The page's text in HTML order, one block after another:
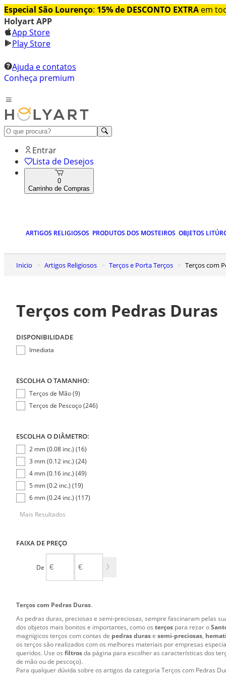
Especial São Lourenço: 15% de DESCONTO EXTRA em
Holyart APP
App Store
Play Store
Ajuda e contatos
Conheça premium
Entrar
Lista de Desejos
0
Carrinho de Compras
ARTIGOS RELIGIOSOS PRODUTOS DOS MOSTEIROS OBJETOS
Inicio Artigos Religiosos Terços e Porta Terços Terços com
Terços com Pedras Duras
DISPONIBILIDADE
Imediata
ESCOLHA O TAMANHO:
Terços de Mão (9)
Terços de Pescoço (246)
ESCOLHA O DIÂMETRO:
2 mm (0.08 inc.) (16)
3 mm (0.12 inc.) (24)
4 mm (0.16 inc.) (49)
5 mm (0.2 inc.) (19)
6 mm (0.24 inc.) (117)
Mais Resultados
FAIXA DE PREÇO
De
Terços com Pedras Duras.
As pedras duras, preciosas e semi-preciosas, sempre fascinaram pelas
dos objetos mais bonitos e importantes, como os terços para rezar o
magnígicos terços com contas de pedras durase semi-preciosas,
os terços são realizados com os melhores materiais por empresas
queridos. Use os filtrosda página para escolher as características dos
de mão ou de pescoço).
Para qualquer dúvida sobre os artigos da categoria Terços com Pedras